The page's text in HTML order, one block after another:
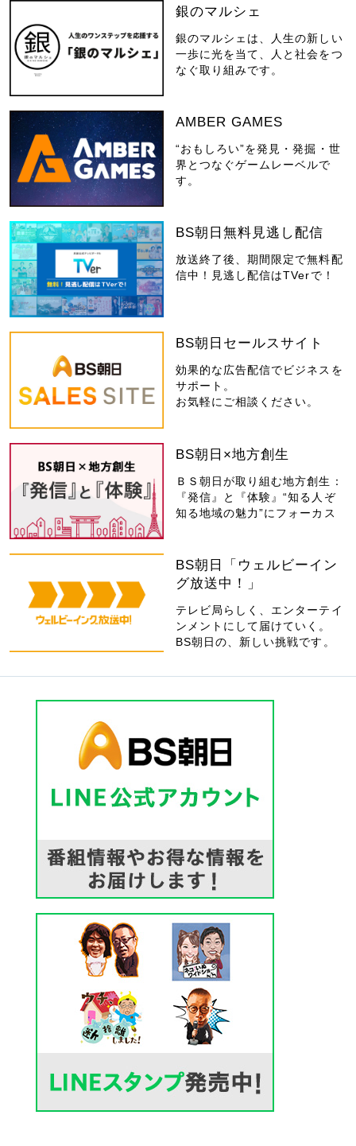
銀のマルシェ
銀のマルシェは、人生の新しい
一歩に光を当て、人と社会をつ
なぐ取り組みです。
AMBER GAMES
“おもしろい”を発見・発掘・世
界とつなぐゲームレーベルで
す。
BS朝日無料見逃し配信
放送終了後、期間限定で無料配
信中！見逃し配信はTVerで！
BS朝日セールスサイト
効果的な広告配信でビジネスを
サポート。
お気軽にご相談ください。
BS朝日×地方創生
ＢＳ朝日が取り組む地方創生：
『発信』と『体験』“知る人ぞ
知る地域の魅力”にフォーカス
BS朝日「ウェルビーイン
グ放送中！」
テレビ局らしく、エンターテイ
ンメントにして届けていく。
BS朝日の、新しい挑戦です。